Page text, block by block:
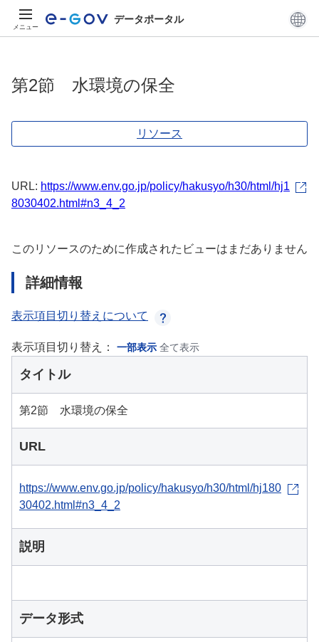
メニュー
データポータル
第2節 水環境の保全
リソース
URL: https://www.env.go.jp/policy/hakusyo/h30/html/hj1
8030402.html#n3_4_2
このリソースのために作成されたビューはまだありません
詳細情報
表示項目切り替えについて
表示項目切り替え： 一部表示 全て表示
タイトル
第2節 水環境の保全
URL
https://www.env.go.jp/policy/hakusyo/h30/html/hj180
30402.html#n3_4_2
説明
データ形式